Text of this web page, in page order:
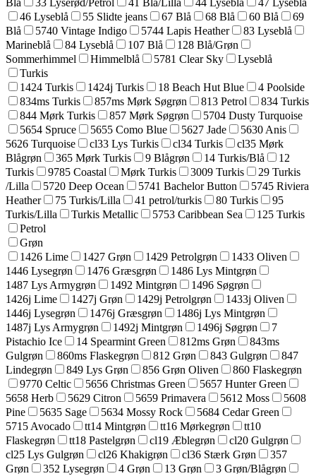
Blå
33 Lyserød/Petrol 41 Blå/Lilla 44 Lyseblå
47 Lyseblå
46 Lyseblå
55 Slidte jeans 67 Blå 68 Blå 60 Blå
69
Blå
5740 Vintage Indigo 5744 Lapis Heather
83 Lyseblå
Marineblå
84 Lyseblå 107 Blå
128 Blå/Grøn
Sommerhimmel
Himmelblå 5781 Clear Sky
Lyseblå
Turkis
1424 Turkis
1424j Turkis 18 Beach Hut Blue
4 Poolside
834ms Turkis
857ms Mørk Søgrøn 813 Petrol
834 Turkis
844 Mørk Turkis
857 Mørk Søgrøn
5704 Dusty Turquoise
5654 Spruce
5655 Como Blue 5627 Jade
5630 Anis
5626 Turquoise
cl33 Lys Turkis cl34 Turkis
cl35 Mørk
Blågrøn
365 Mørk Turkis 9 Blågrøn 14 Turkis/Blå
12
Turkis
9785 Coastal Mørk Turkis 3009 Turkis
29 Turkis
/Lilla
5720 Deep Ocean 5741 Bachelor Button
5745 Riviera
Heather
75 Turkis/Lilla 41 petrol/turkis 80 Turkis
95
Turkis/Lilla
Turkis Metallic 5753 Caribbean Sea
125 Turkis
Petrol
Grøn
1426 Lime
1427 Grøn 1429 Petrolgrøn
1433 Oliven
1446 Lysegrøn
1476 Græsgrøn
1486 Lys Mintgrøn
1487 Lys Armygrøn
1492 Mintgrøn
1496 Søgrøn
1426j Lime
1427j Grøn 1429j Petrolgrøn
1433j Oliven
1446j Lysegrøn
1476j Græsgrøn
1486j Lys Mintgrøn
1487j Lys Armygrøn
1492j Mintgrøn 1496j Søgrøn
7
Pistachio Ice
14 Spearmint Green 812ms Grøn
843ms
Gulgrøn
860ms Flaskegrøn 812 Grøn 843 Gulgrøn
847
Lindegrøn
849 Lys Grøn 856 Grøn Oliven
860 Flaskegrøn
9770 Celtic
5656 Christmas Green
5657 Hunter Green
5658 Herb
5629 Citron 5659 Primavera 5612 Moss
5608
Pine
5635 Sage 5634 Mossy Rock
5684 Cedar Green
5715 Avocado
tt14 Mintgrøn tt16 Mørkegrøn
tt10
Flaskegrøn
tt18 Pastelgrøn cl19 Æblegrøn
cl20 Gulgrøn
cl25 Lys Gulgrøn
cl26 Khakigrøn cl36 Stærk Grøn
357
Grøn
352 Lysegrøn 4 Grøn 13 Grøn
3 Grøn/Blågrøn